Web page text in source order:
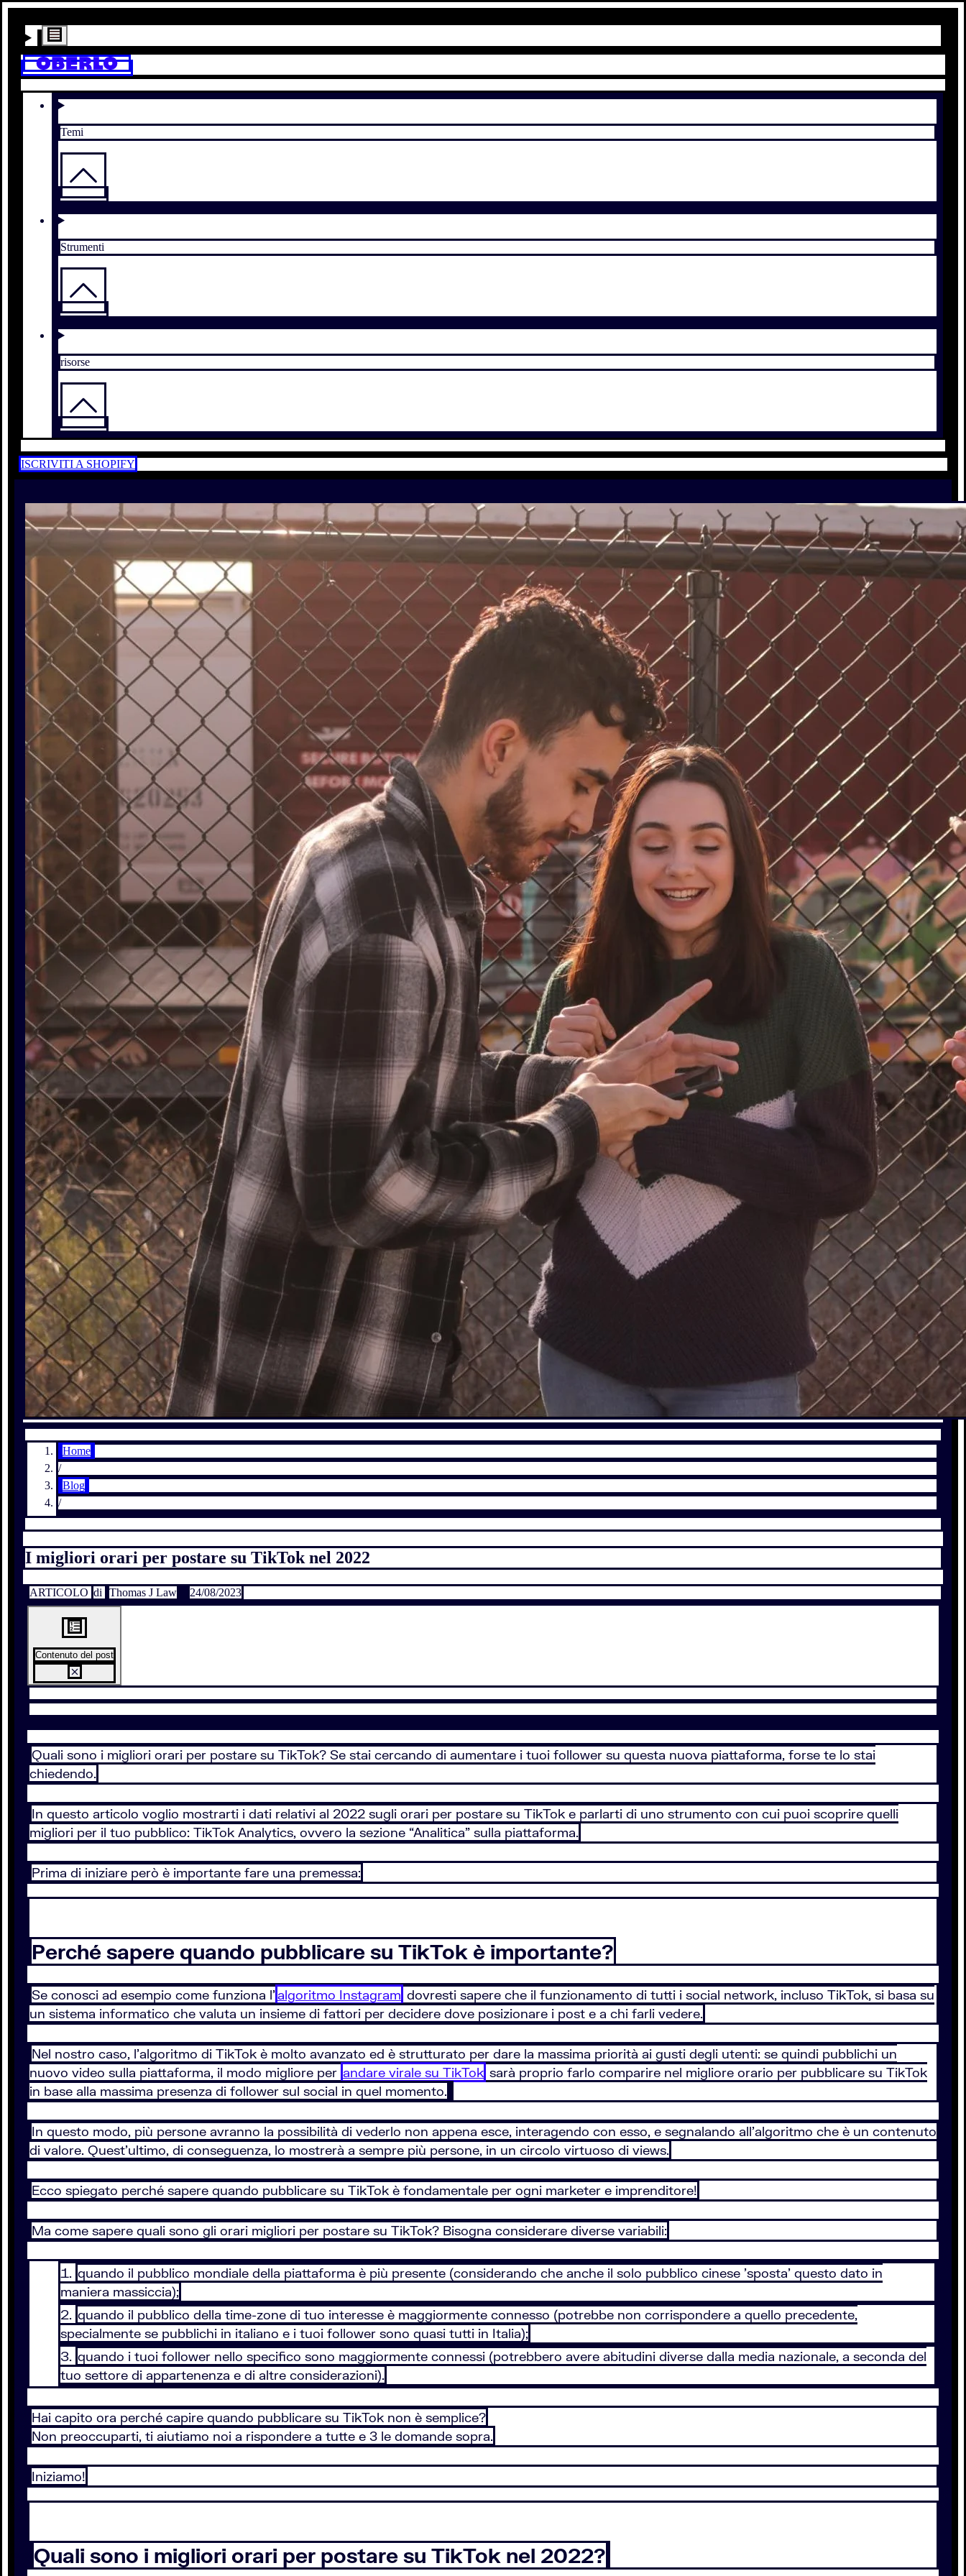
Temi
Strumenti
risorse
ISCRIVITI A SHOPIFY
Home
/
Blog
/
I migliori orari per postare su TikTok nel 2022
ARTICOLO di Thomas J Law 24/08/2023
Contenuto del post
Quali sono i migliori orari per postare su TikTok? Se stai cercando di aumentare i tuoi follower su questa nuova piattaforma, forse te lo stai
chiedendo.
In questo articolo voglio mostrarti i dati relativi al 2022 sugli orari per postare su TikTok e parlarti di uno strumento con cui puoi scoprire quelli
migliori per il tuo pubblico: TikTok Analytics, ovvero la sezione “Analitica” sulla piattaforma.
Prima di iniziare però è importante fare una premessa:
Perché sapere quando pubblicare su TikTok è importante?
Se conosci ad esempio come funziona l'algoritmo Instagram dovresti sapere che il funzionamento di tutti i social network, incluso TikTok, si basa su
un sistema informatico che valuta un insieme di fattori per decidere dove posizionare i post e a chi farli vedere.
Nel nostro caso, l'algoritmo di TikTok è molto avanzato ed è strutturato per dare la massima priorità ai gusti degli utenti: se quindi pubblichi un
nuovo video sulla piattaforma, il modo migliore per andare virale su TikTok sarà proprio farlo comparire nel migliore orario per pubblicare su TikTok
in base alla massima presenza di follower sul social in quel momento.
In questo modo, più persone avranno la possibilità di vederlo non appena esce, interagendo con esso, e segnalando all'algoritmo che è un contenuto
di valore. Quest'ultimo, di conseguenza, lo mostrerà a sempre più persone, in un circolo virtuoso di views.
Ecco spiegato perché sapere quando pubblicare su TikTok è fondamentale per ogni marketer e imprenditore!
Ma come sapere quali sono gli orari migliori per postare su TikTok? Bisogna considerare diverse variabili:
quando il pubblico mondiale della piattaforma è più presente (considerando che anche il solo pubblico cinese 'sposta' questo dato in
maniera massiccia);
quando il pubblico della time-zone di tuo interesse è maggiormente connesso (potrebbe non corrispondere a quello precedente,
specialmente se pubblichi in italiano e i tuoi follower sono quasi tutti in Italia);
quando i tuoi follower nello specifico sono maggiormente connessi (potrebbero avere abitudini diverse dalla media nazionale, a seconda del
tuo settore di appartenenza e di altre considerazioni).
Hai capito ora perché capire quando pubblicare su TikTok non è semplice?
Non preoccuparti, ti aiutiamo noi a rispondere a tutte e 3 le domande sopra.
Iniziamo!
Quali sono i migliori orari per postare su TikTok nel 2022?